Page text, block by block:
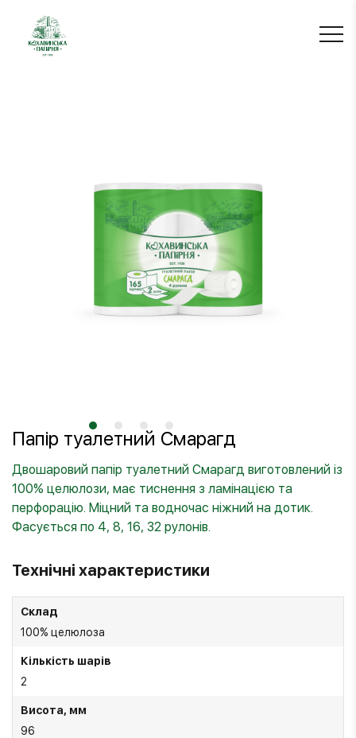
Папір туалетний Смарагд
Двошаровий папір туалетний Смарагд виготовлений із
100% целюлози, має тиснення з ламінацією та
перфорацію. Міцний та водночас ніжний на дотик.
Фасується по 4, 8, 16, 32 рулонів.
Технічні характеристики
Склад
100% целюлоза
Кількість шарів
2
Висота, мм
96